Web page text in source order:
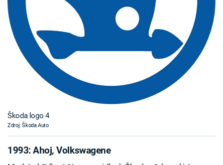
Škoda logo 4
Zdroj: Škoda Auto
1993: Ahoj, Volkswagene